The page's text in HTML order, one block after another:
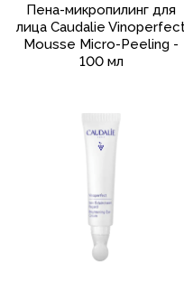
Пена-микропилинг для
лица Caudalie
Mousse Micro-Peeling -
100 мл